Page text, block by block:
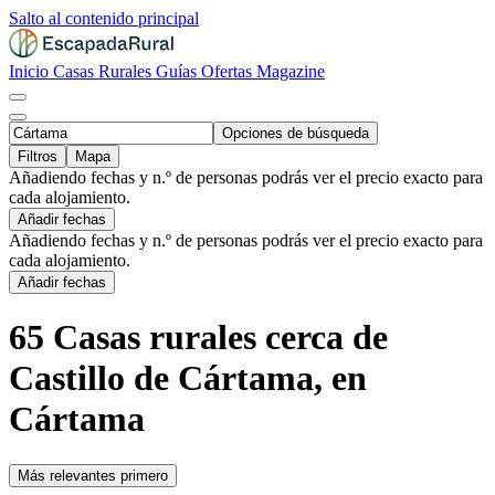
Salto al contenido principal
Inicio Casas Rurales Guías Ofertas Magazine
Opciones de búsqueda
Filtros
Mapa
Añadiendo fechas y n.º de personas podrás ver el precio exacto para
cada alojamiento.
Añadir fechas
Añadiendo fechas y n.º de personas podrás ver el precio exacto para
cada alojamiento.
Añadir fechas
65 Casas rurales cerca de
Castillo de Cártama, en
Cártama
Más relevantes primero